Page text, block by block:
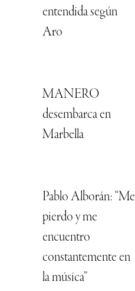
entendida según
Aro
MANERO
desembarca en
Marbella
Pablo Alborán: “Me
pierdo y me
encuentro
constantemente en
la música”